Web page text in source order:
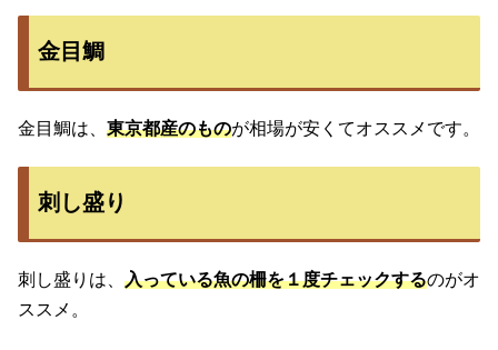
金目鯛
金目鯛は、 東京都産のものが相場が安くてオススメです。
刺し盛り
刺し盛りは、 入っている魚の柵を１度チェックするのがオ
ススメ。